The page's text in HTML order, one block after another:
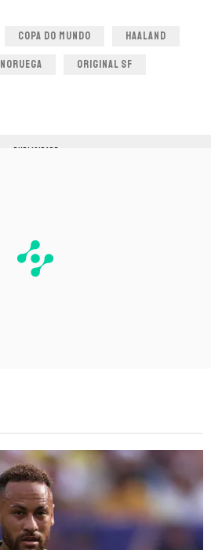
COPA DO MUNDO HAALAND
NORUEGA ORIGINAL SF
PUBLICIDADE